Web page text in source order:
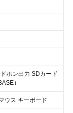
ホン出力 SDカード
）
ウス キーボード